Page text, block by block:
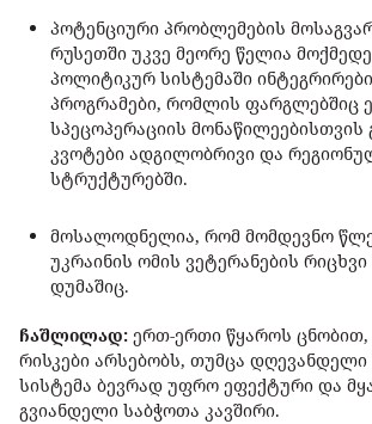
პოტენციური პრობლემების
რუსეთში უკვე მეორე წელია
პოლიტიკურ სისტემაში
პროგრამები, რომლის ფარგლებშიც
სპეცოპერაციის მონაწილეებისთვის
კვოტები ადგილობრივი და
სტრუქტურებში.
მოსალოდნელია, რომ მომდევნო
უკრაინის ომის ვეტერანების
დუმაშიც.
ჩაშლილად: ერთ-ერთი წყაროს
რისკები არსებობს, თუმცა
სისტემა ბევრად უფრო ეფექტური და
გვიანდელი საბჭოთა კავშირი.